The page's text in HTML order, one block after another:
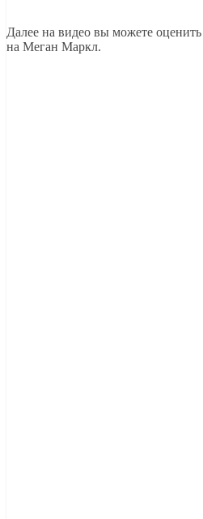
Далее на видео вы можете
на Меган Маркл.